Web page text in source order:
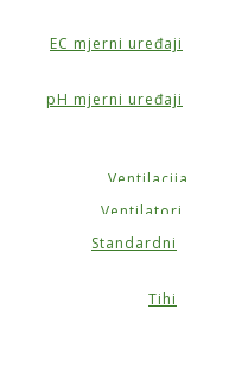
EC mjerni uređaji
pH mjerni uređaji
Ventilacija
Ventilatori
Standardni
Tihi